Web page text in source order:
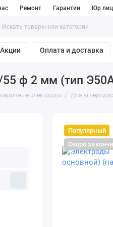
Ремонт Гарантии Юр
Акции Оплата и доставка
ф 2 мм (тип
электроды Для
Популярный
Скоро